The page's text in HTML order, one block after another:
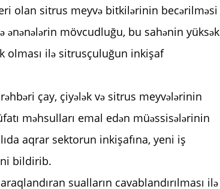
olan sitrus meyvə bitkilərinin becərilməsi
mövcudluğu, bu sahənin yüksək
olması ilə sitrusçuluğun inkişaf
çay, çiyələk və sitrus meyvələrinin
məhsulları emal edən müəssisələrinin
aqrar sektorun inkişafına, yeni iş
bildirib.
sualların cavablandırılması ilə